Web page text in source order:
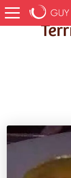
Accueil Recettes